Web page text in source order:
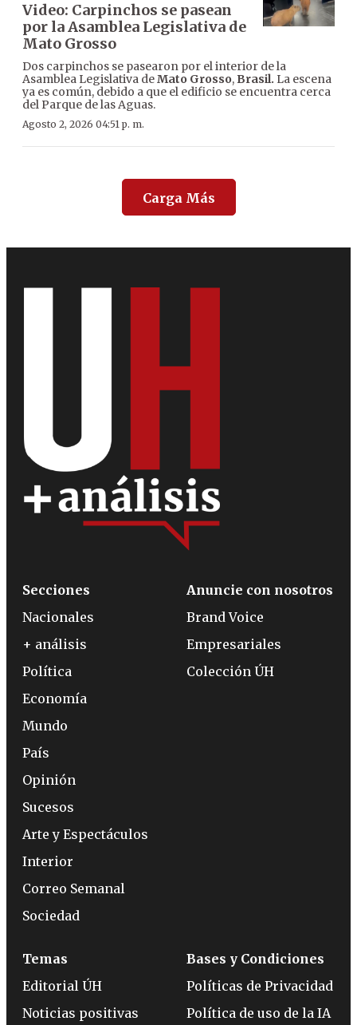
Video: Carpinchos se pasean
por la Asamblea Legislativa de
Mato Grosso
Dos carpinchos se pasearon por el interior de la
Asamblea Legislativa deMato Grosso, Brasil. La escena
ya es común, debido a que el edificio se encuentra cerca
del Parque de las Aguas.
Agosto 2, 2026 04:51 p. m.
Carga Más
Secciones
Nacionales
+ análisis
Política
Economía
Mundo
País
Opinión
Sucesos
Arte y Espectáculos
Interior
Correo Semanal
Sociedad
Anuncie con nosotros
Brand Voice
Empresariales
Colección ÚH
Temas
Editorial ÚH
Noticias positivas
Bases y Condiciones
Políticas de Privacidad
Política de uso de la IA